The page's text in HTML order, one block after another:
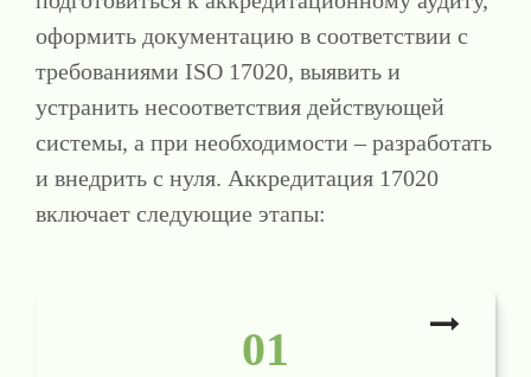
оформить документацию в соответствии с
требованиями ISO 17020, выявить и
устранить несоответствия действующей
системы, а при необходимости – разработать
и внедрить с нуля. Аккредитация 17020
включает следующие этапы:
01